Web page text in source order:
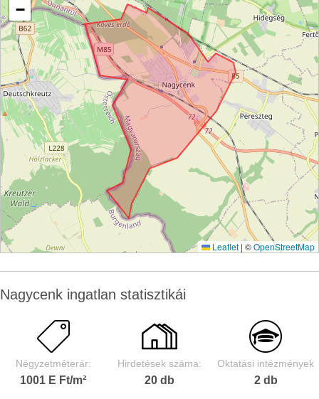
−
Leaflet | ©OpenStreetMap
Nagycenk ingatlan statisztikái
Négyzetméterár:
1001 E Ft/m²
Hirdetések száma:
20 db
Oktatási intézmények
2 db